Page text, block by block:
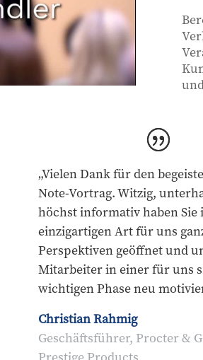
„Vielen Dank für den
Note-Vortrag. Witzig,
höchst informativ haben
einzigartigen Art für uns
Perspektiven geöffnet und
Mitarbeiter in einer für uns
wichtigen Phase neu
Christian Rahmig
Geschäftsführer, Procter &